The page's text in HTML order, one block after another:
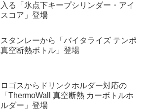
入る「氷点下キープシリンダー・アイ
スコア」登場
スタンレーから「バイタライズ テンポ
真空断熱ボトル」登場
ロゴスからドリンクホルダー対応の
「ThermoWall 真空断熱 カーボトルホ
ルダー」登場